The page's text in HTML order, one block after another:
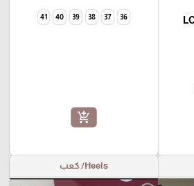
36
37
38
39
40
41
add_shopping_cart
Heels/ كعب